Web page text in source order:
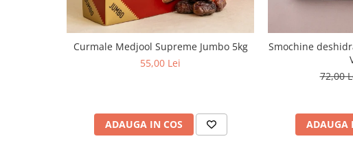
Curmale Medjool Supreme Jumbo 5kg
55,00 Lei
ADAUGA IN COS
Smochine
72,00
ADAUGA